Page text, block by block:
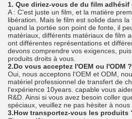
1. Que diriez-vous de du film
A : C'est juste un film, et la matière
libération. Mais le film est solide dans la
quand la portée son point de fonte, il
matériaux, différents matériaux de film
ont différentes représentations et
devons comprendre vos exigences,
produits droits à vous.
2.Do vous acceptez l'OEM ou l'ODM ?
Oui, nous acceptons l'OEM et ODM,
matériel professionnel de transfert de
l'expérience 10years. capable vous
R&D. Ainsi si vous avez besoin coller
spéciaux, veuillez ne pas hésiter à nous
3.How transportez-vous les produits